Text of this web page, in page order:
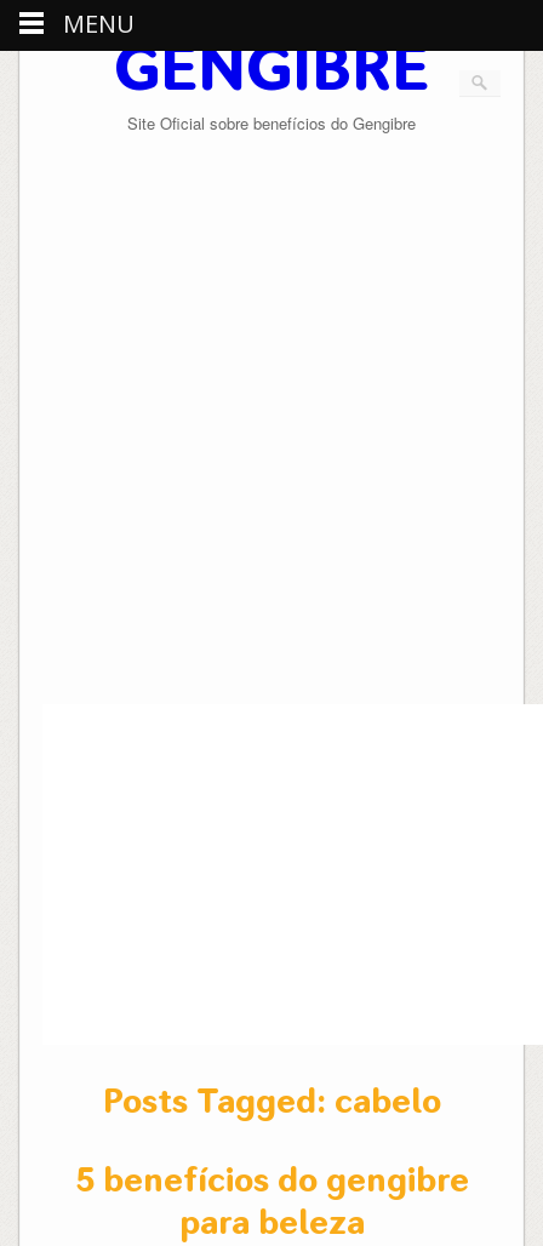
GENGIBRE
Site Oficial sobre benefícios do Gengibre
Posts Tagged: cabelo
5 benefícios do gengibre
para beleza
MENU